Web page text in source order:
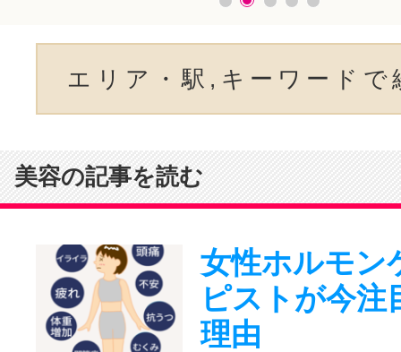
エリア・駅,キーワードで
美容の記事を読む
女性ホルモン
ピストが今注
理由